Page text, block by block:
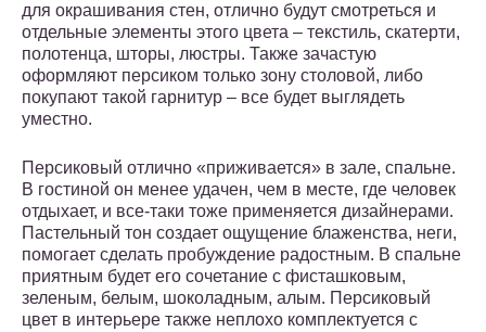
для окрашивания стен, отлично будут смотреться и
отдельные элементы этого цвета – текстиль, скатерти,
полотенца, шторы, люстры. Также зачастую
оформляют персиком только зону столовой, либо
покупают такой гарнитур – все будет выглядеть
уместно.
Персиковый отлично «приживается» в зале, спальне.
В гостиной он менее удачен, чем в месте, где человек
отдыхает, и все-таки тоже применяется дизайнерами.
Пастельный тон создает ощущение блаженства, неги,
помогает сделать пробуждение радостным. В спальне
приятным будет его сочетание с фисташковым,
зеленым, белым, шоколадным, алым. Персиковый
цвет в интерьере также неплохо комплектуется с